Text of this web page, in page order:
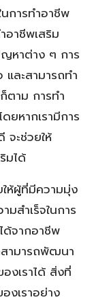
การทำอาชีพ
อาชีพเสริม
ญหาต่าง ๆ การ
และสามารถทำ
ตาม การทำ
ยหากเรามีการ
จะช่วยให้
มได้
ห้ผู้ที่มีความมุ่ง
มสำเร็จในการ
ด้จากอาชีพ
สามารถพัฒนา
งเราได้ สิ่งที่
งเราอย่าง